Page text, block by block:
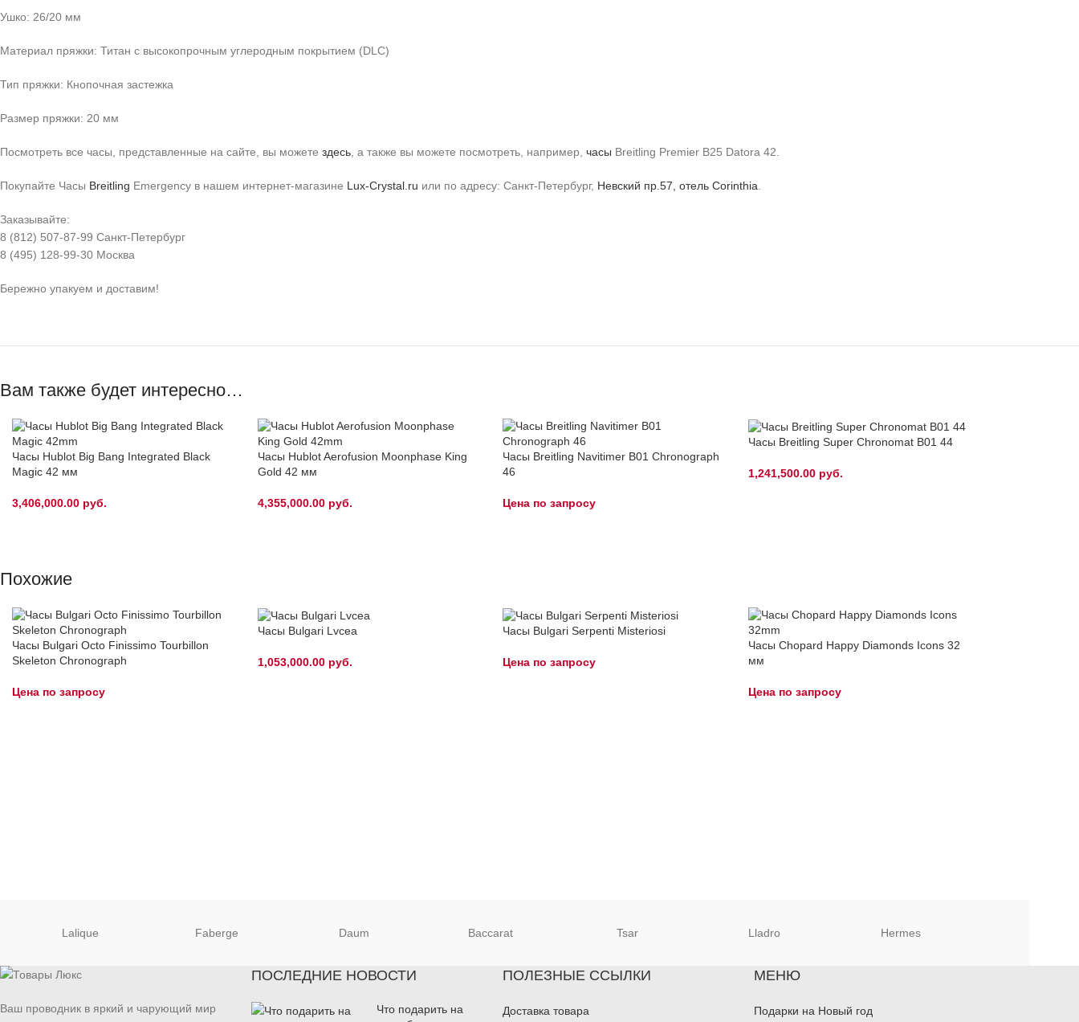
Ушко: 26/20 мм
Материал пряжки: Титан с высокопрочным углеродным покрытием (DLC)
Тип пряжки: Кнопочная застежка
Размер пряжки: 20 мм
Посмотреть все часы, представленные на сайте, вы можете здесь , а также вы можете посмотреть, например, часы Breitling Premier B25 Datora 42.
Покупайте Часы Breitling Emergency в нашем интернет-магазине Lux-Crystal.ru или по адресу: Санкт-Петербург, Невский пр.57, отель Corinthia
Заказывайте:
8 (812) 507-87-99 Санкт-Петербург
8 (495) 128-99-30 Москва
Бережно упакуем и доставим!
Вам также будет интересно…
Часы Hublot Big Bang Integrated Black
Magic 42 мм
3,406,000.00 руб.
Часы Hublot Aerofusion Moonphase King
Gold 42 мм
4,355,000.00 руб.
Часы Breitling Navitimer B01 Chronograph
46
Цена по запросу
Часы Breitling Super Chronomat B01 44
1,241,500.00 руб.
Похожие
Часы Bulgari Octo Finissimo Tourbillon
Skeleton Chronograph
Цена по запросу
Часы Bulgari Lvcea
1,053,000.00 руб.
Часы Bulgari Serpenti Misteriosi
Цена по запросу
Часы Chopard Happy Diamonds Icons 32
мм
Цена по запросу
Lalique Faberge Daum Baccarat Tsar Lladro Hermes
Ваш проводник в яркий и чарующий мир
ПОСЛЕДНИЕ НОВОСТИ
Что подарить на
ПОЛЕЗНЫЕ ССЫЛКИ
Доставка товара
МЕНЮ
Подарки на Новый год